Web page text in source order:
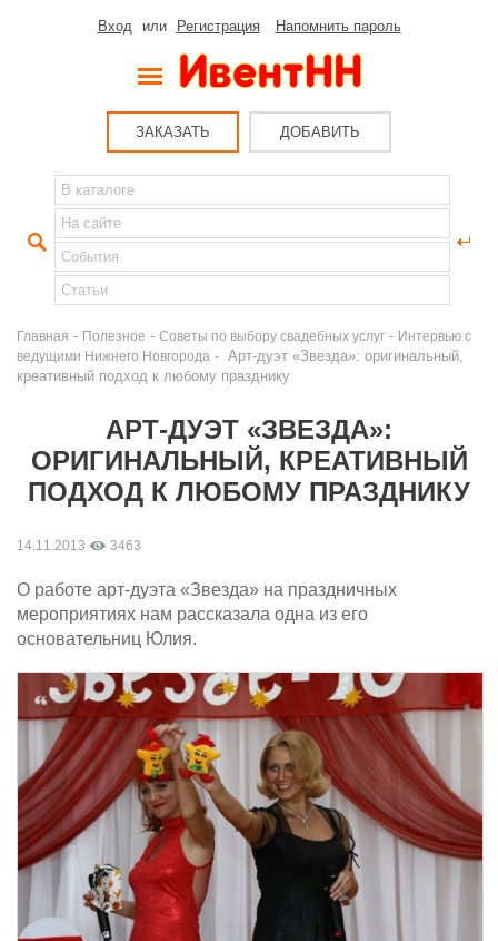
Вход или Регистрация Напомнить пароль
ЗАКАЗАТЬ ДОБАВИТЬ
Главная - Полезное - Советы по выбору свадебных услуг - Интервью с
ведущими Нижнего Новгорода - Арт-дуэт «Звезда»: оригинальный,
креативный подход к любому празднику
АРТ-ДУЭТ «ЗВЕЗДА»:
ОРИГИНАЛЬНЫЙ, КРЕАТИВНЫЙ
ПОДХОД К ЛЮБОМУ ПРАЗДНИКУ
14.11.2013 3463
О работе арт-дуэта «Звезда» на праздничных
мероприятиях нам рассказала одна из его
основательниц Юлия.